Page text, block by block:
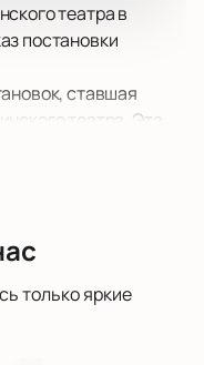
театра в
постановки
ставшая
театра. Эта
отклик в душе
и переживаний.
только яркие